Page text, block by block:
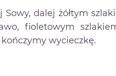
Sowy, dalej żółtym
fioletowym
wycieczkę.